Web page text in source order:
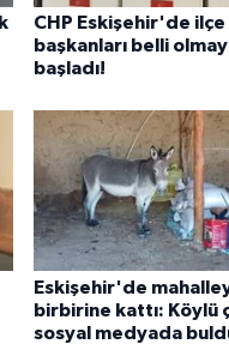
CHP Eskişehir'de ilçe
başkanları belli
başladı!
Eskişehir'de
birbirine kattı: Köylü
sosyal medyada